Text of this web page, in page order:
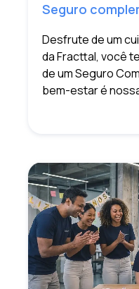
Seguro
Desfrute de um
da Fracttal, você
de um Seguro
bem-estar é